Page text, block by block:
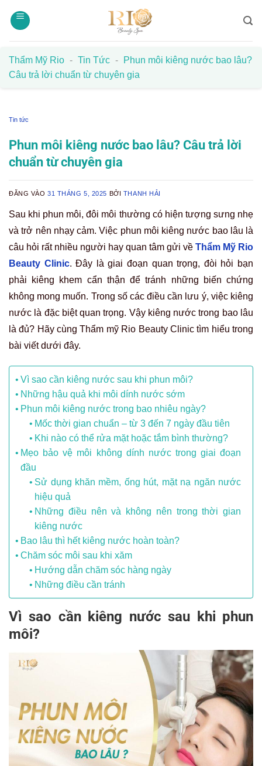
qua
Thẩm Mỹ Rio - Tin Tức -
Phun môi kiêng nước bao lâu?
Câu trả lời chuẩn từ chuyên gia
Tin tức
Phun môi kiêng nước bao lâu? Câu trả lời
chuẩn từ chuyên gia
ĐĂNG VÀO31 THÁNG 5, 2025 BỞI THANH HẢI
Sau khi phun môi, đôi môi thường có hiện tượng sưng nhẹ
và trở nên nhạy cảm. Việc phun môi kiêng nước bao lâu là
câu hỏi rất nhiều người hay quan tâm gửi về Thẩm Mỹ Rio
Beauty Clinic. Đây là giai đoạn quan trọng, đòi hỏi bạn
phải kiêng khem cẩn thận để tránh những biến chứng
không mong muốn. Trong số các điều cần lưu ý, việc kiêng
nước là đặc biệt quan trọng. Vậy kiêng nước trong bao lâu
là đủ? Hãy cùng Thẩm mỹ Rio Beauty Clinic tìm hiểu trong
bài viết dưới đây.
Vì sao cần kiêng nước sau khi phun môi?
Những hậu quả khi môi dính nước sớm
Phun môi kiêng nước trong bao nhiêu ngày?
Mốc thời gian chuẩn – từ 3 đến 7 ngày đầu tiên
Khi nào có thể rửa mặt hoặc tắm bình thường?
Mẹo bảo vệ môi không dính nước trong giai đoạn
đầu
Sử dụng khăn mềm, ống hút, mặt nạ ngăn nước
hiệu quả
Những điều nên và không nên trong thời gian
kiêng nước
Bao lâu thì hết kiêng nước hoàn toàn?
Chăm sóc môi sau khi xăm
Hướng dẫn chăm sóc hàng ngày
Những điều cần tránh
Vì sao cần kiêng nước sau khi phun
môi?